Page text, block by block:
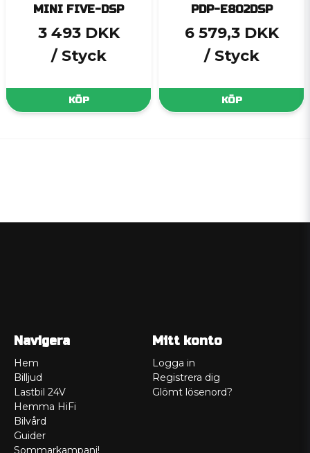
MINI FIVE-DSP
3 493 DKK
/ Styck
KÖP
PDP-E802DSP
6 579,3 DKK
/ Styck
KÖP
Navigera
Hem
Billjud
Lastbil 24V
Hemma HiFi
Bilvård
Guider
Sommarkampanj!
Mitt konto
Logga in
Registrera dig
Glömt lösenord?